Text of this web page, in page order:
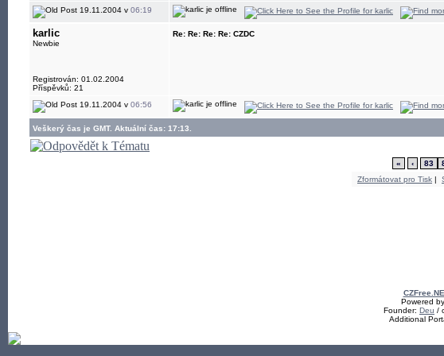
19.11.2004 v 06:19
karlic
Newbie
Registrován: 01.02.2004
Příspěvků: 21
Re: Re: Re: Re: CZDC
19.11.2004 v 06:56
Veškerý čas je GMT. Aktuální čas: 17:13.
« ‹ 83
Zformátovat pro Tisk |
Powered
Founder: Deu /
Additional